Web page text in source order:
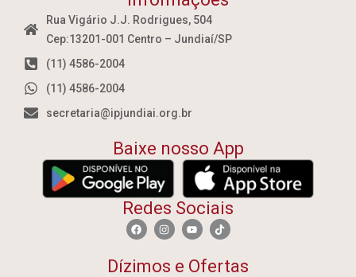
Rua Vigário J.J. Rodrigues, 504
Cep:13201-001 Centro – Jundiaí/SP
(11) 4586-2004
(11) 4586-2004
secretaria@ipjundiai.org.br
Baixe nosso App
Redes Sociais
Dízimos e Ofertas